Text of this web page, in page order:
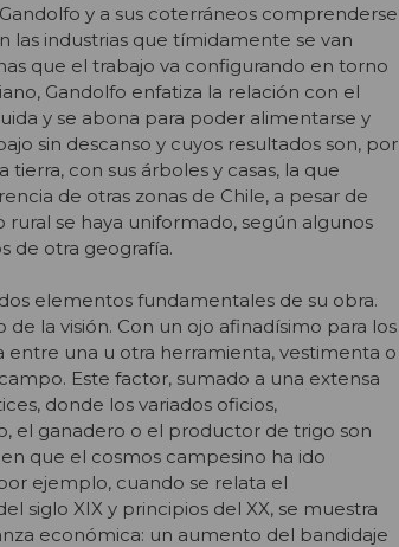
y a sus coterráneos comprenderse
las industrias que tímidamente se van
que el trabajo va configurando en torno
Gandolfo enfatiza la relación con el
y se abona para poder alimentarse y
sin descanso y cuyos resultados son, por
con sus árboles y casas, la que
de otras zonas de Chile, a pesar de
se haya uniformado, según algunos
de otra geografía.
elementos fundamentales de su obra.
la visión. Con un ojo afinadísimo para los
una u otra herramienta, vestimenta o
Este factor, sumado a una extensa
donde los variados oficios,
el ganadero o el productor de trigo son
que el cosmos campesino ha ido
ejemplo, cuando se relata el
siglo XIX y principios del XX, se muestra
económica: un aumento del bandidaje